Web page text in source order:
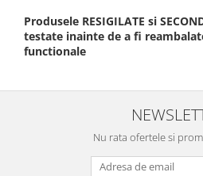
Produsele RESIGILATE si
testate inainte de a fi
functionale
Nu rata ofertele si